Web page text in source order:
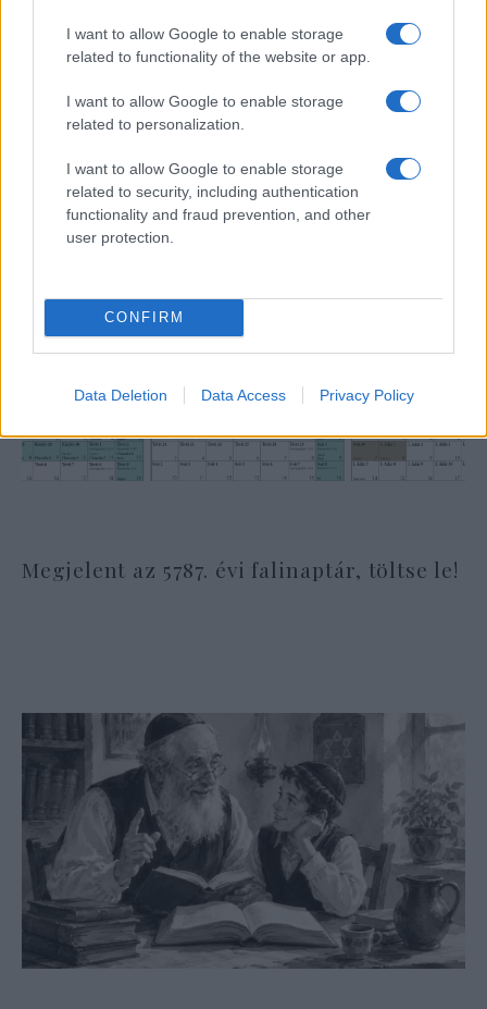
I want to allow Google to enable storage
related to functionality of the website or app.
I want to allow Google to enable storage
related to personalization.
I want to allow Google to enable storage
related to security, including authentication
functionality and fraud prevention, and other
user protection.
CONFIRM
Data Deletion Data Access Privacy Policy
Lesújtva fogadtuk a hírt: meghalt a Rebbe
bizalmasa
Megjelent az 5787. évi falinaptár, töltse le!